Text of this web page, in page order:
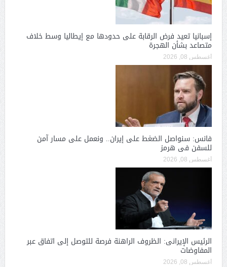
إسبانيا تعيد فرض الرقابة على حدودها مع إيطاليا وسط خلاف
متصاعد بشأن الهجرة
أغسطس 08, 2026
فانس: سنواصل الضغط على إيران.. ونعمل على مسار آمن
للسفن فى هرمز
أغسطس 08, 2026
الرئيس الإيرانى: الظروف الراهنة فرصة للتوصل إلى اتفاق عبر
المفاوضات
أغسطس 08, 2026